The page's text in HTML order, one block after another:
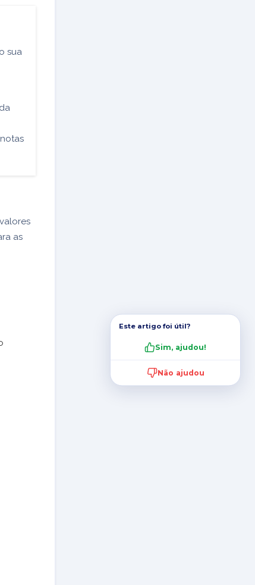
sua
as
Este artigo foi útil?
Sim, ajudou!
Não ajudou